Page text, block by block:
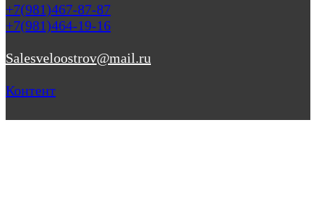
+7(981)467-87-87
+7(981)464-19-16
Salesveloostrov@mail.ru
Контент